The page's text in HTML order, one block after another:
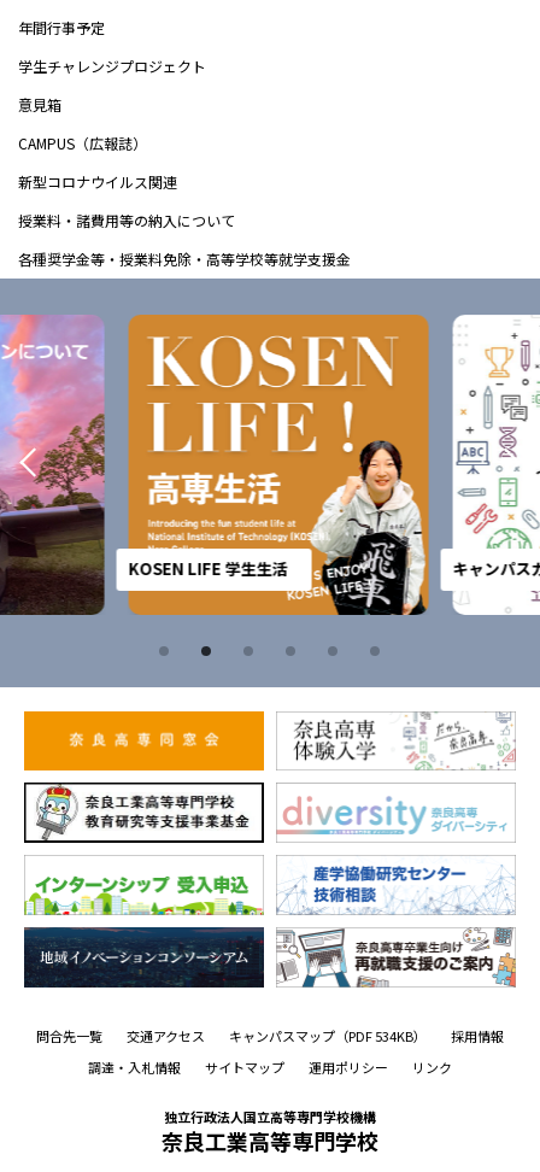
年間行事予定
学生チャレンジプロジェクト
意見箱
CAMPUS（広報誌）
新型コロナウイルス関連
授業料・諸費用等の納入について
各種奨学金等・授業料免除・高等学校等就学支援金
KOSEN LIFE 学生生活 キャンパス
問合先一覧 交通アクセス キャンパスマップ （PDF 534KB）
採用情報
調達・入札情報
サイトマップ 運用ポリシー リンク
独立行政法人国立高等専門学校機構
奈良工業高等専門学校